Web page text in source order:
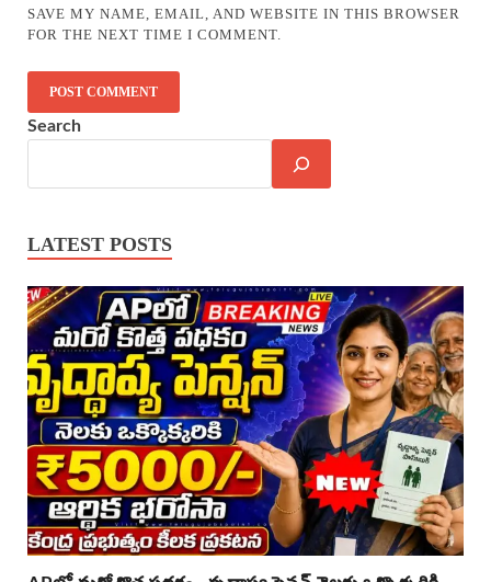
SAVE MY NAME, EMAIL, AND WEBSITE IN THIS BROWSER
FOR THE NEXT TIME I COMMENT.
Search
LATEST POSTS